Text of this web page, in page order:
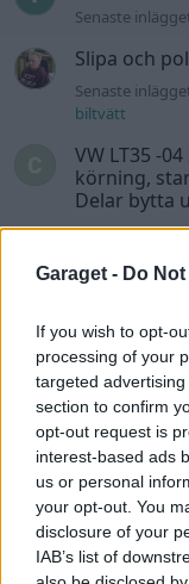
Garaget - Do
If you wish to opt-
processing of your
targeted
section to confirm
opt-out request is
interest-based ads
us or personal
your opt-out. You
disclosure of your
IAB’s list of
Senaste
Slipa och
Senaste
biltvätt
VW LT35 -
körning,
Delar bytta
Senaste
Senaste
multimedia
Här diskuterar
Biltema!
Senaste inlägget av
Senaste
Volvo 245